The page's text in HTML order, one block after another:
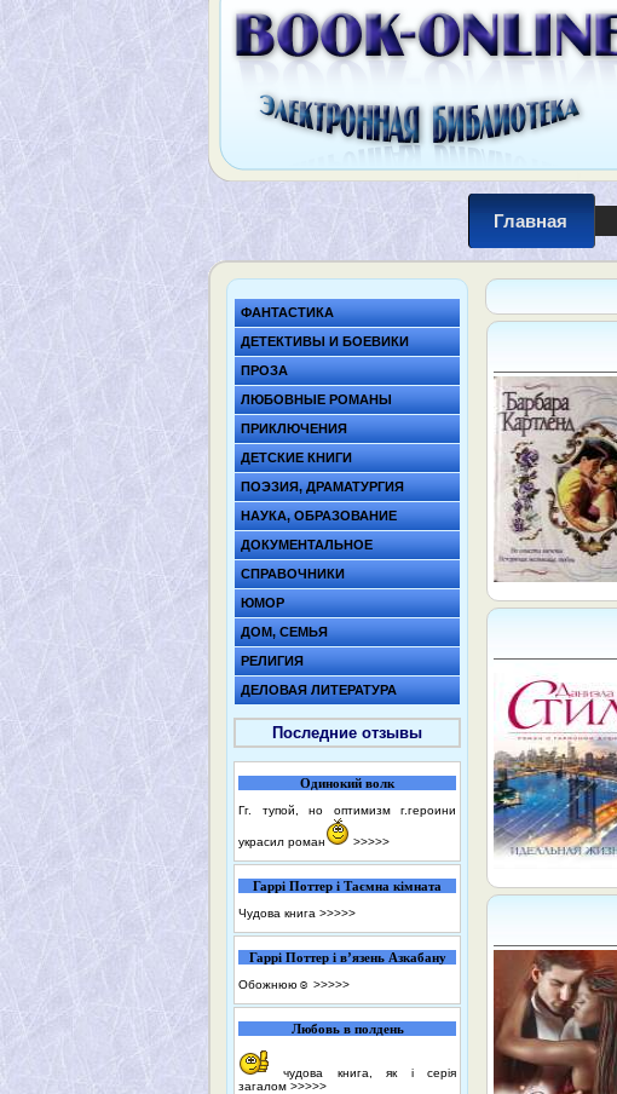
Главная
ФАНТАСТИКА
ДЕТЕКТИВЫ И БОЕВИКИ
ПРОЗА
ЛЮБОВНЫЕ РОМАНЫ
ПРИКЛЮЧЕНИЯ
ДЕТСКИЕ КНИГИ
ПОЭЗИЯ, ДРАМАТУРГИЯ
НАУКА, ОБРАЗОВАНИЕ
ДОКУМЕНТАЛЬНОЕ
СПРАВОЧНИКИ
ЮМОР
ДОМ, СЕМЬЯ
РЕЛИГИЯ
ДЕЛОВАЯ ЛИТЕРАТУРА
Последние отзывы
Одинокий волк
Гг. тупой, но оптимизм г.героини
украсил роман >>>>>
Гаррі Поттер і Таємна кімната
Чудова книга >>>>>
Гаррі Поттер і в’язень Азкабану
Обожнюю☺️ >>>>>
Любовь в полдень
чудова книга, як і серія
загалом >>>>>